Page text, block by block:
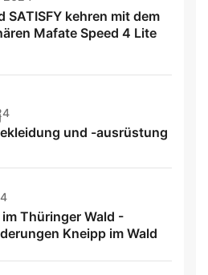
SATISFY kehren mit dem
Mafate Speed 4 Lite
und -ausrüstung
Thüringer Wald -
Kneipp im Wald